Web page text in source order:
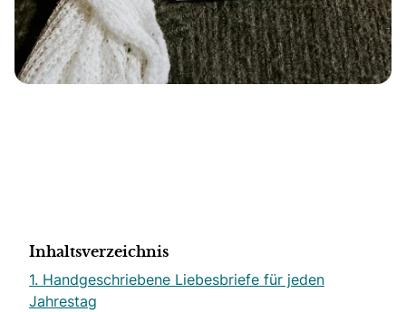
Inhaltsverzeichnis
1. Handgeschriebene Liebesbriefe für jeden
Jahrestag